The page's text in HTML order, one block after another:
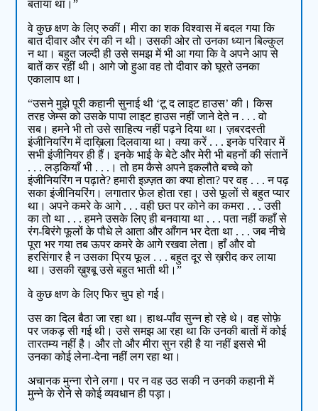
बताया था।”
वे कुछ क्षण के लिए रुकीं। मीरा का शक विश्वास में बदल गया कि
बात दीवार और रंग की न थी। उसकी ओर तो उनका ध्यान बिल्कुल
न था। बहुत जल्दी ही उसे समझ में भी आ गया कि वे अपने आप से
बातें कर रहीं थी। आगे जो हुआ वह तो दीवार को घूरते उनका
एकालाप था।
“उसने मुझे पूरी कहानी सुनाई थी ‘टू द लाइट हाउस’ की। किस
तरह जेम्स को उसके पापा लाइट हाउस नहीं जाने देते न . . . वो
सब। हमने भी तो उसे साहित्य नहीं पढ़ने दिया था। ज़बरदस्ती
इंजीनियरिंग में दाख़िला दिलवाया था। क्या करें . . . इनके परिवार में
सभी इंजीनियर ही हैं। इनके भाई के बेटे और मेरी भी बहनों की संतानें
. . . लड़कियाँ भी . . .। तो हम कैसे अपने इकलौते बच्चे को
इंजीनियरिंग न पढ़ाते? हमारी इज़्ज़त का क्या होता? पर वह . . . न पढ़
सका इंजीनियरिंग। लगातार फ़ेल होता रहा। उसे फूलों से बहुत प्यार
था। अपने कमरे के आगे . . . वही छत पर कोने का कमरा . . . उसी
का तो था . . . हमने उसके लिए ही बनवाया था . . . पता नहीं कहाँ से
रंग-बिरंगे फूलों के पौधे ले आता और आँगन भर देता था . . . जब नीचे
पूरा भर गया तब ऊपर कमरे के आगे रखवा लेता। हाँ और वो
हरसिंगार है न उसका प्रिय फूल . . . बहुत दूर से ख़रीद कर लाया
था। उसकी ख़ुश्बू उसे बहुत भाती थी।”
वे कुछ क्षण के लिए फिर चुप हो गई।
उस का दिल बैठा जा रहा था। हाथ-पाँव सुन्न हो रहे थे। वह सोफ़े
पर जकड़ सी गई थी। उसे समझ आ रहा था कि उनकी बातों में कोई
तारतम्य नहीं है। और तो और मीरा सुन रही है या नहीं इससे भी
उनका कोई लेना-देना नहीं लग रहा था।
अचानक मुन्ना रोने लगा। पर न वह उठ सकी न उनकी कहानी में
मुन्ने के रोने से कोई व्यवधान ही पड़ा।